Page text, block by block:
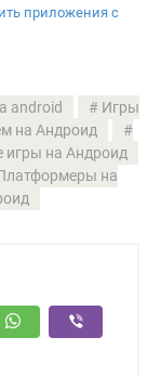
приложения с
android
Игры
на Андроид
игры на Андроид
на